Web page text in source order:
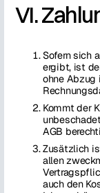
VI.
Sofern sich
ergibt, ist
ohne Abzug
Kommt der
AGB
Zusätzlich
allen
auch den